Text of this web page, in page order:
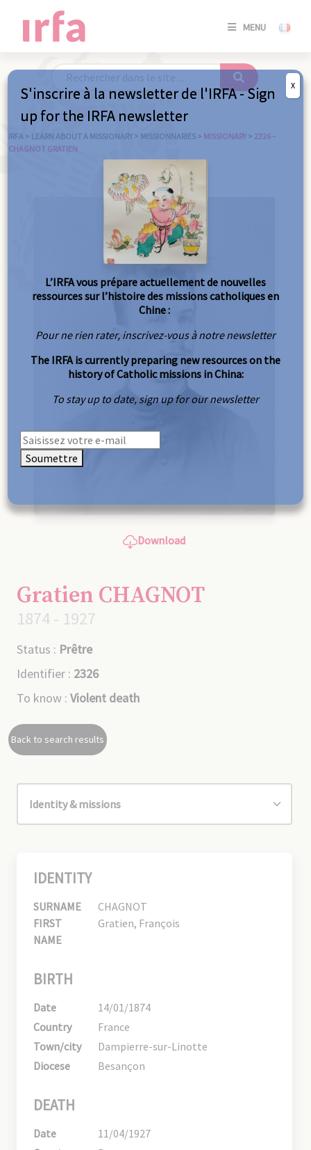
MENU
SE
/
IRFA > LEARN ABOUT A MISSIONARY > MISSIONNARIES > MISSIONARY > 2326 –
CHAGNOT GRATIEN
Download
Gratien CHAGNOT
1874 - 1927
Status : Prêtre
Identifier : 2326
To know : Violent death
Back to search results
IDENTITY
SURNAME
CHAGNOT
FIRST
NAME
Gratien, François
BIRTH
Date
14/01/1874
Country
France
Town/city
Dampierre-sur-Linotte
Diocese
Besançon
DEATH
Date
11/04/1927
S'inscrire à la newsletter de l'IRFA - Sign
up for the IRFA newsletter
L’IRFA vous prépare actuellement de nouvelles
ressources sur l’histoire des missions catholiques en
Chine :
Pour ne rien rater, inscrivez-vous à notre newsletter
The IRFA is currently preparing new resources on the
history of Catholic missions in China:
To stay up to date, sign up for our newsletter
Soumettre
X